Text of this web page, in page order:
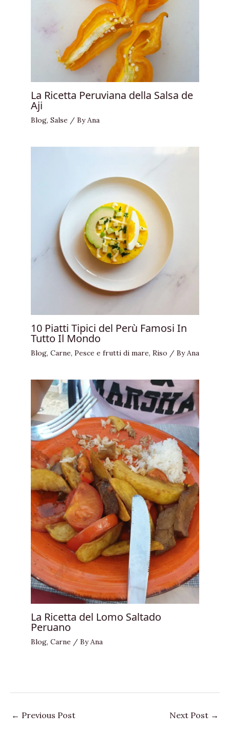
La Ricetta Peruviana della Salsa de
Aji
Blog, Salse / ByAna
10 Piatti Tipici del Perù Famosi In
Tutto Il Mondo
Blog, Carne, Pesce e frutti di mare, Riso / ByAna
La Ricetta del Lomo Saltado
Peruano
Blog, Carne / ByAna
← Previous Post Next Post →